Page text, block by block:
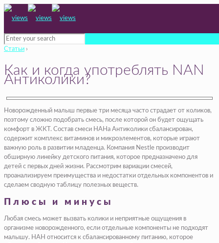
Статьи ›
Как и когда употреблять NAN
Антиколики?
Новорожденный малыш первые три месяца часто страдает от коликов,
поэтому сложно подобрать смесь, после которой он будет ощущать
комфорт в ЖКТ. Состав смеси НАНа Антиколики сбалансирован,
содержит комплекс витаминов и микроэлементов, которые играют
важную роль в развитии младенца. Компания Nestle производит
обширную линейку детского питания, которое предназначено для
детей с первых дней жизни. Рассмотрим вариации смесей,
проанализируем преимущества и недостатки отдельных компонентов и
сделаем сводную таблицу полезных веществ.
Плюсы и минусы
Любая смесь может вызвать колики и неприятные ощущения в
организме новорожденного, если отдельные компоненты не подходят
малышу. НАН относится к сбалансированному питанию, которое